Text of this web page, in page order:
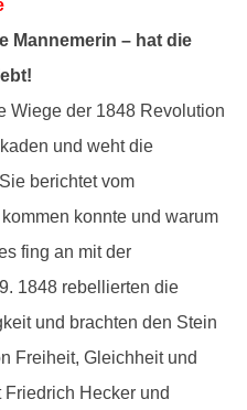
Mannemerin – hat die
Wiege der 1848 Revolution
und weht die
berichtet vom
konnte und warum
fing an mit der
1848 rebellierten die
und brachten den Stein
Freiheit, Gleichheit und
Hecker und